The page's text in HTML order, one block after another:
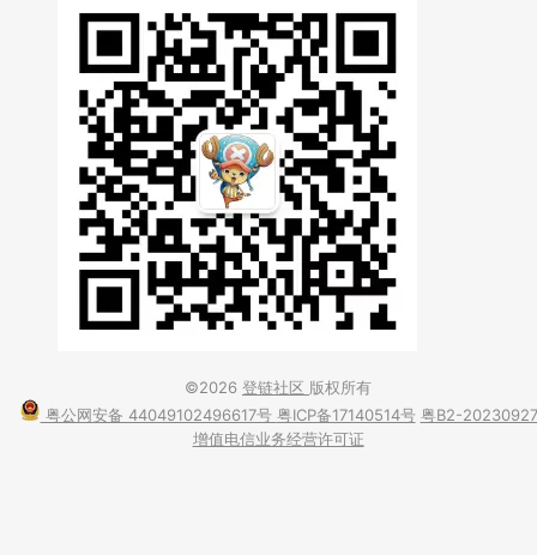
©2026 登链社区 版权所有
粤公网安备 44049102496617号 粤ICP备17140514号 粤B2-20230927
增值电信业务经营许可证